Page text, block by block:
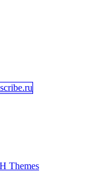
Themes